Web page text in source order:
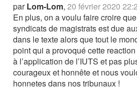
parLom-Lom,20 février 2020
En plus, on a voulu faire croire
syndicats de magistrats est due
dans le texte alors que tout le
point qui a provoqué cette
à l’application de l’IUTS et pas
courageux et honnête et nous
honnetes dans nos tribunaux !